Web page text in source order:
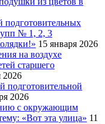
подготовительных
№ 1, 2, 3
15 января 2026
на воздухе
старшего
2026
подготовительной
2026
с окружающим
«Вот эта улица» 11